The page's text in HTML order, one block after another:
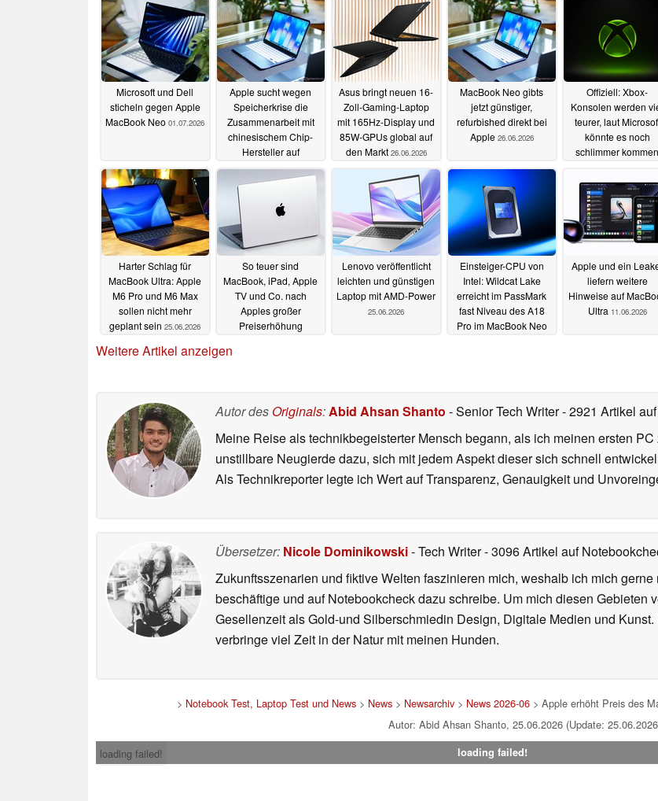
Microsoft und Dell
sticheln gegen Apple
MacBook Neo 01.07.2026
Apple sucht wegen
Speicherkrise die
Zusammenarbeit mit
chinesischem Chip-
Hersteller auf
Pentagon-Liste
27.06.2026
Asus bringt neuen 16-
Zoll-Gaming-Laptop
mit 165Hz-Display und
85W-GPUs global auf
den Markt 26.06.2026
MacBook Neo gibts
jetzt günstiger,
refurbished direkt bei
Apple 26.06.2026
Offiziell: Xbox-
Konsolen werden
teurer, laut
könnte es noch
schlimmer kommen
Harter Schlag für
MacBook Ultra: Apple
M6 Pro und M6 Max
sollen nicht mehr
geplant sein 25.06.2026
So teuer sind
MacBook, iPad, Apple
TV und Co. nach
Apples großer
Preiserhöhung
Lenovo veröffentlicht
leichten und günstigen
Laptop mit AMD-Power
25.06.2026
Einsteiger-CPU von
Intel: Wildcat Lake
erreicht im PassMark
fast Niveau des A18
Pro im MacBook Neo
Apple und ein
liefern weitere
Hinweise auf
Ultra 11.06.2026
Weitere Artikel anzeigen
Autor des Originals:Abid Ahsan Shanto - Senior Tech Writer- 2921 Artikel
Meine Reise als technikbegeisterter Mensch begann, als ich meinen ersten
unstillbare Neugierde dazu, sich mit jedem Aspekt dieser sich schnell
Als Technikreporter legte ich Wert auf Transparenz, Genauigkeit und
Übersetzer: Nicole Dominikowski- Tech Writer- 3096 Artikel auf
Zukunftsszenarien und fiktive Welten faszinieren mich, weshalb ich mich
beschäftige und auf Notebookcheck dazu schreibe. Um mich diesen Gebieten
Gesellenzeit als Gold-und Silberschmiedin Design, Digitale Medien und
verbringe viel Zeit in der Natur mit meinen Hunden.
> Notebook Test, Laptop Test und News > News > Newsarchiv > News 2026-06 > Apple erhöht Preis des
Autor: Abid Ahsan Shanto, 25.06.2026 (Update:
loading failed!
loading failed!